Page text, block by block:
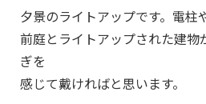
夕景のライトアップです。電柱
前庭とライトアップされた建
ぎを
感じて戴ければと思います。